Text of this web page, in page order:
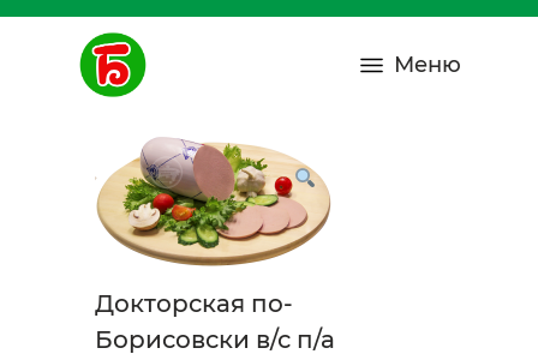
Меню
Докторская по-
Борисовски в/с п/а